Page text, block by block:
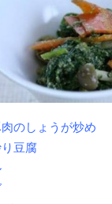
のしょうが炒め
豆腐